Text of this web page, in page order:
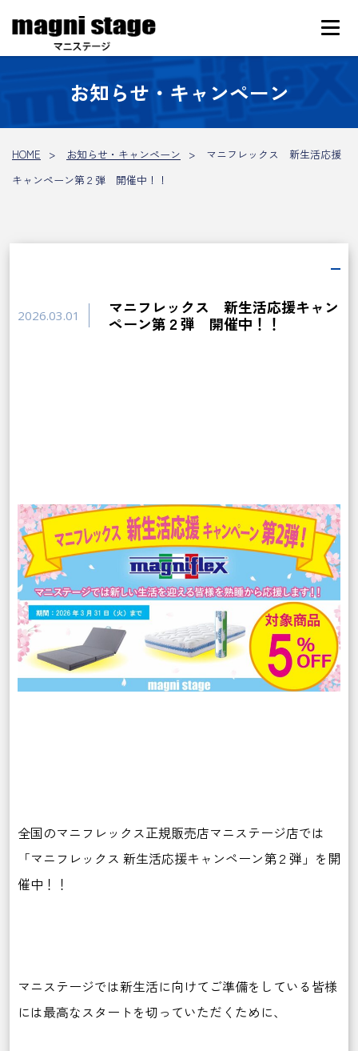
お知らせ・キャンペーン
HOME お知らせ・キャンペーン
マニフレックス 新生活応援
キャンペーン第２弾 開催中！！
2026.03.01
マニフレックス 新生活応援キャン
ペーン第２弾 開催中！！
全国のマニフレックス正規販売店マニステージ店では
「マニフレックス 新生活応援キャンペーン第２弾」を開
催中！！
マニステージでは新生活に向けてご準備をしている皆様
には最高なスタートを切っていただくために、